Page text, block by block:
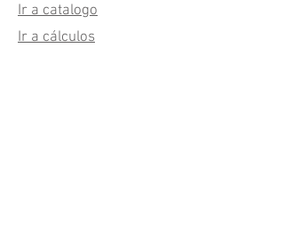
Ir a catalogo
Ir a cálculos